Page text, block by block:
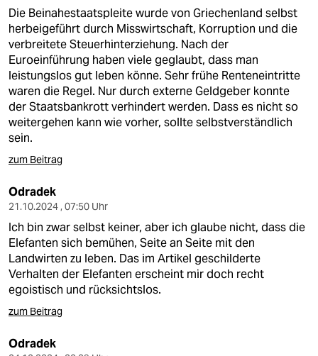
Die Beinahestaatspleite wurde von Griechenland selbst
herbeigeführt durch Misswirtschaft, Korruption und die
verbreitete Steuerhinterziehung. Nach der
Euroeinführung haben viele geglaubt, dass man
leistungslos gut leben könne. Sehr frühe Renteneintritte
waren die Regel. Nur durch externe Geldgeber konnte
der Staatsbankrott verhindert werden. Dass es nicht so
weitergehen kann wie vorher, sollte selbstverständlich
sein.
zum Beitrag
Odradek
21.10.2024 , 07:50 Uhr
Ich bin zwar selbst keiner, aber ich glaube nicht, dass die
Elefanten sich bemühen, Seite an Seite mit den
Landwirten zu leben. Das im Artikel geschilderte
Verhalten der Elefanten erscheint mir doch recht
egoistisch und rücksichtslos.
zum Beitrag
Odradek